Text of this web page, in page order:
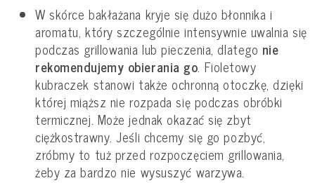
W skórce bakłażana kryje się dużo błonnika i
aromatu, który szczególnie intensywnie uwalnia się
podczas grillowania lub pieczenia, dlatego nie
rekomendujemy obierania go. Fioletowy
kubraczek stanowi także ochronną otoczkę, dzięki
której miąższ nie rozpada się podczas obróbki
termicznej. Może jednak okazać się zbyt
ciężkostrawny. Jeśli chcemy się go pozbyć,
zróbmy to tuż przed rozpoczęciem grillowania,
żeby za bardzo nie wysuszyć warzywa.